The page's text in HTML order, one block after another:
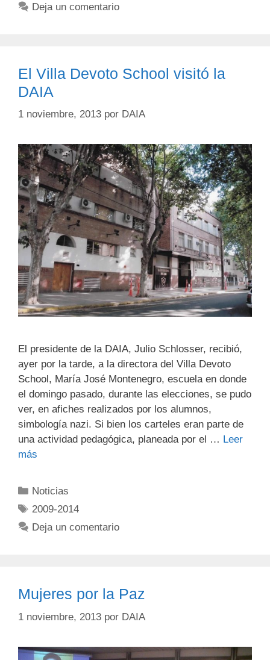
Deja un comentario
El Villa Devoto School visitó la
DAIA
1 noviembre, 2013 por DAIA
El presidente de la DAIA, Julio Schlosser, recibió,
ayer por la tarde, a la directora del Villa Devoto
School, María José Montenegro, escuela en donde
el domingo pasado, durante las elecciones, se pudo
ver, en afiches realizados por los alumnos,
simbología nazi. Si bien los carteles eran parte de
una actividad pedagógica, planeada por el … Leer
más
Noticias
2009-2014
Deja un comentario
Mujeres por la Paz
1 noviembre, 2013 por DAIA